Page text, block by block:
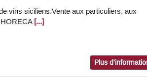
vins siciliens.Vente aux particuliers, aux
[...]
Plus